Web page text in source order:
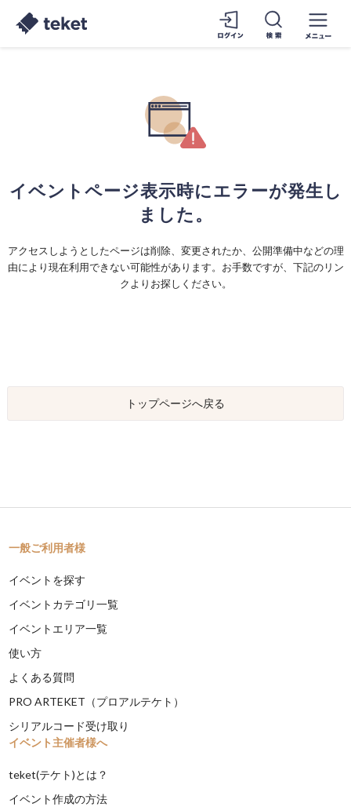
イベントページ表示時にエラーが発生し
ました。
アクセスしようとしたページは削除、変更されたか、公開準備中などの理
由により現在利用できない可能性があります。お手数ですが、下記のリン
クよりお探しください。
トップページへ戻る
一般ご利用者様
イベントを探す
イベントカテゴリ一覧
イベントエリア一覧
使い方
よくある質問
PRO ARTEKET（プロアルテケト）
シリアルコード受け取り
イベント主催者様へ
teket(テケト)とは？
イベント作成の方法